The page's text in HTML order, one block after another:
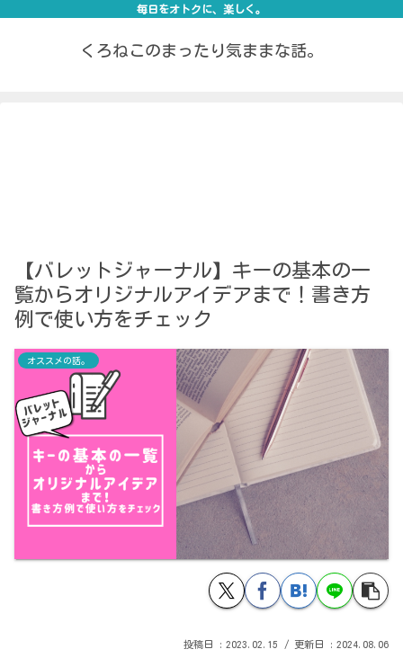
毎日をオトクに、楽しく。
くろねこのまったり気ままな話。
【バレットジャーナル】キーの基本の一
覧からオリジナルアイデアまで！書き方
例で使い方をチェック
オススメの話。
2023.02.15 2024.08.06